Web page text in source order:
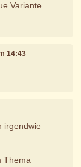
Variante
14:43
irgendwie
Thema